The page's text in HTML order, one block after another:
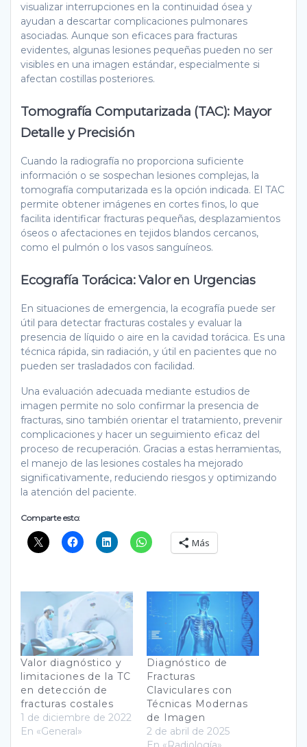
visualizar interrupciones en la continuidad ósea y
ayudan a descartar complicaciones pulmonares
asociadas. Aunque son eficaces para fracturas
evidentes, algunas lesiones pequeñas pueden no ser
visibles en una imagen estándar, especialmente si
afectan costillas posteriores.
Tomografía Computarizada (TAC): Mayor
Detalle y Precisión
Cuando la radiografía no proporciona suficiente
información o se sospechan lesiones complejas, la
tomografía computarizada es la opción indicada. El TAC
permite obtener imágenes en cortes finos, lo que
facilita identificar fracturas pequeñas, desplazamientos
óseos o afectaciones en tejidos blandos cercanos,
como el pulmón o los vasos sanguíneos.
Ecografía Torácica: Valor en Urgencias
En situaciones de emergencia, la ecografía puede ser
útil para detectar fracturas costales y evaluar la
presencia de líquido o aire en la cavidad torácica. Es una
técnica rápida, sin radiación, y útil en pacientes que no
pueden ser trasladados con facilidad.
Una evaluación adecuada mediante estudios de
imagen permite no solo confirmar la presencia de
fracturas, sino también orientar el tratamiento, prevenir
complicaciones y hacer un seguimiento eficaz del
proceso de recuperación. Gracias a estas herramientas,
el manejo de las lesiones costales ha mejorado
significativamente, reduciendo riesgos y optimizando
la atención del paciente.
Comparte esto:
Más
Valor diagnóstico y
limitaciones de la TC
en detección de
fracturas costales
1 de diciembre de 2022
En «General»
Diagnóstico de
Fracturas
Claviculares con
Técnicas Modernas
de Imagen
2 de abril de 2025